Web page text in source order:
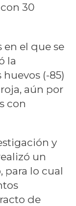
30
el que se
la
(-85)
aún por
con
y
un
para lo cual
de